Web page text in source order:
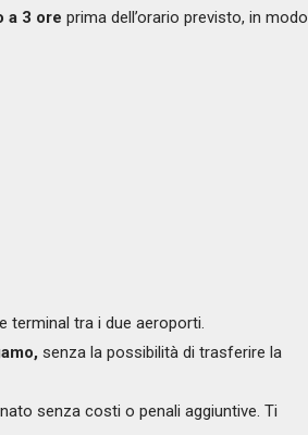
a 3 ore prima dell’orario previsto, in modo
terminal tra i due aeroporti.
senza la possibilità di trasferire la
senza costi o penali aggiuntive. Ti